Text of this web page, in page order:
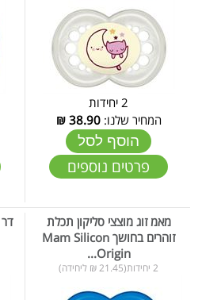
2 יחידות
המחיר שלנו:38.90
₪
הוסף לסל
פרטים נוספים
מאמ זוג מוצצי סליקון תכלת
זוהרים בחושך Mam Silicon
Origin...
2 יחידות(21.45 ₪ ליחידה)